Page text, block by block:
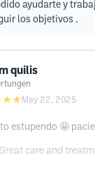
ayudarte y
los objetivos .
quilis
May 22, 2025
estupendo 🤩
Great care and